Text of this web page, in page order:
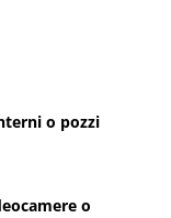
o pozzi
o